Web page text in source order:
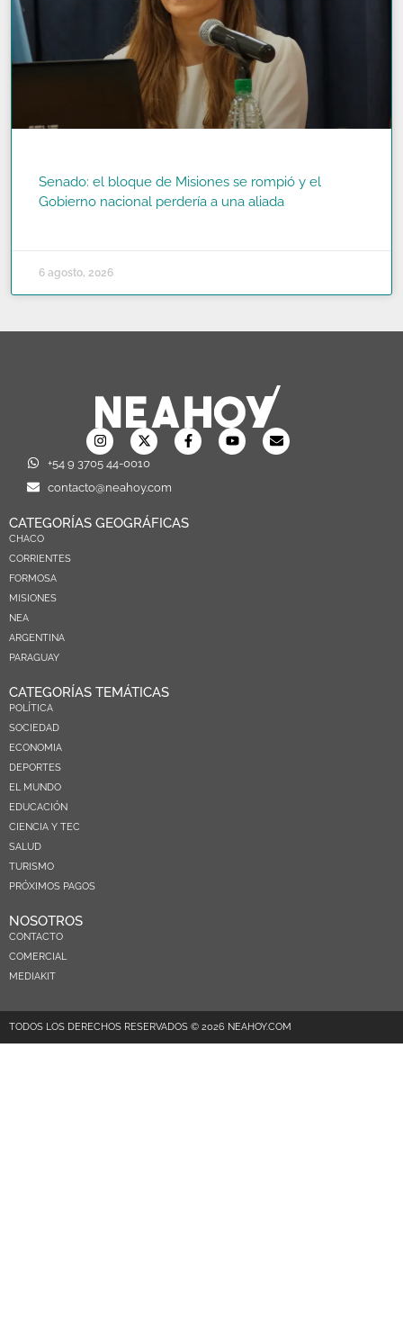
Senado: el bloque de Misiones se rompió y el
Gobierno nacional perdería a una aliada
6 agosto, 2026
+54 9 3705 44-0010
contacto@neahoy.com
CATEGORÍAS GEOGRÁFICAS
CHACO
CORRIENTES
FORMOSA
MISIONES
NEA
ARGENTINA
PARAGUAY
CATEGORÍAS TEMÁTICAS
POLÍTICA
SOCIEDAD
ECONOMIA
DEPORTES
EL MUNDO
EDUCACIÓN
CIENCIA Y TEC
SALUD
TURISMO
PRÓXIMOS PAGOS
NOSOTROS
CONTACTO
COMERCIAL
MEDIAKIT
TODOS LOS DERECHOS RESERVADOS © 2026 NEAHOY.COM